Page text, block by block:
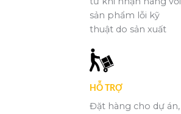
sản phẩm lỗi kỹ
thuật do sản xuất
HỖ TRỢ
Đặt hàng cho dự án,